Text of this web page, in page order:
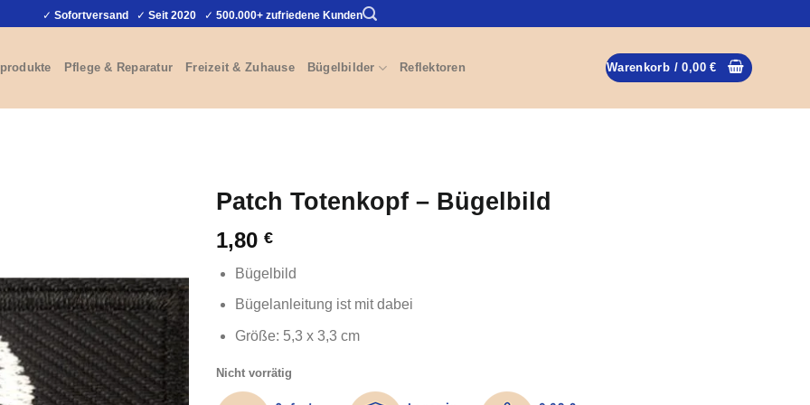
✓ Sofortversand ✓ Seit 2020 ✓ 500.000+ zufriedene Kunden
Pflege & Reparatur Freizeit & Zuhause Bügelbilder Reflektoren Warenkorb /0,00€
Patch Totenkopf – Bügelbild
1,80 €
Bügelbild
Bügelanleitung ist mit dabei
Größe: 5,3 x 3,3 cm
Nicht vorrätig